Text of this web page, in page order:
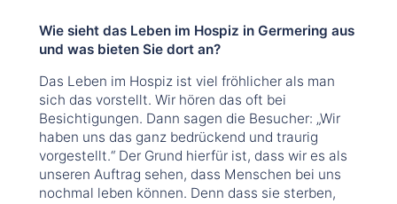
Wie sieht das Leben im Hospiz in Germering aus
und was bieten Sie dort an?
Das Leben im Hospiz ist viel fröhlicher als man
sich das vorstellt. Wir hören das oft bei
Besichtigungen. Dann sagen die Besucher: „Wir
haben uns das ganz bedrückend und traurig
vorgestellt.“ Der Grund hierfür ist, dass wir es als
unseren Auftrag sehen, dass Menschen bei uns
nochmal leben können. Denn dass sie sterben,